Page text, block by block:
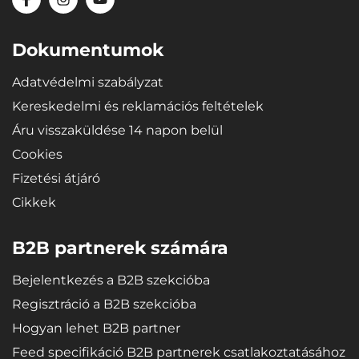
Újrahasznosítható, nagy ellenálló képességű és minőségi anyag - a
mikropórusos SBR gumi rendkívüli rugalmasságot biztosít a
hogy a tálca visszanyerje eredeti alakját.
Dokumentumok
Adatvédelmi szabályzat
Kereskedelmi és reklamációs feltételek
Áru visszaküldése 14 napon belül
Cookies
Fizetési átjáró
Cikkek
B2B partnerek számára
Bejelentkezés a B2B szekcióba
Regisztráció a B2B szekcióba
Hogyan lehet B2B partner
Feed specifikáció B2B partnerek csatlakoztatásához